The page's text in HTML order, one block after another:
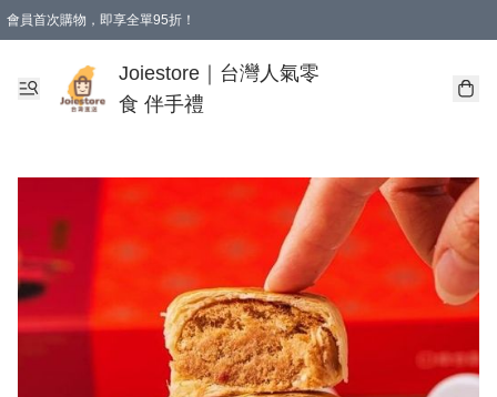
會員首次購物，即享全單95折！
購物滿 HKD 350.00即享免運費優惠！（適用於 本地送貨、本地取貨 )
Joiestore｜台灣人氣零
食 伴手禮